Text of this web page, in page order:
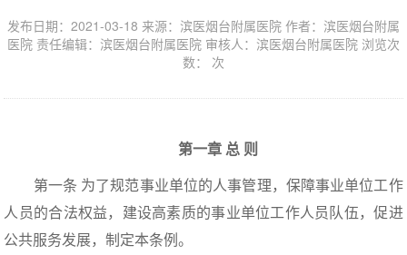
发布日期：2021-03-18 来源：滨医烟台附属医院 作者：滨医烟台附属
医院 责任编辑：滨医烟台附属医院 审核人：滨医烟台附属医院 浏览次
数： 次
第一章 总 则
第一条 为了规范事业单位的人事管理，保障事业单位工作
人员的合法权益，建设高素质的事业单位工作人员队伍，促进
公共服务发展，制定本条例。